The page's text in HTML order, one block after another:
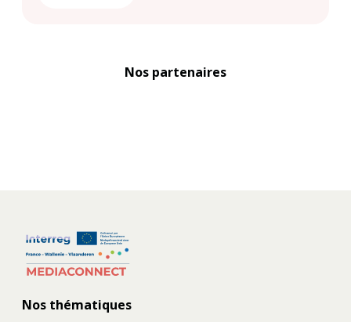
Nos partenaires
Nos thématiques